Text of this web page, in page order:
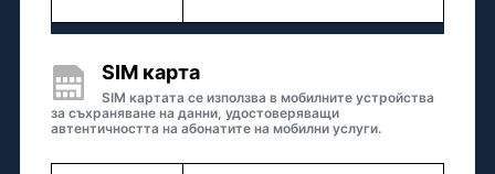
SIM карта
SIM картата се използва в мобилните устройства
за съхраняване на данни, удостоверяващи
автентичността на абонатите на мобилни услуги.